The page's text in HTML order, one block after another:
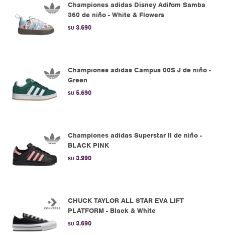
Championes adidas Disney Adifom Samba
360 de niño - White & Flowers
$U 3.690
Championes adidas Campus 00S J de niño -
Green
$U 5.690
Championes adidas Superstar II de niño -
BLACK PINK
$U 3.990
CHUCK TAYLOR ALL STAR EVA LIFT
PLATFORM - Black & White
$U 3.690